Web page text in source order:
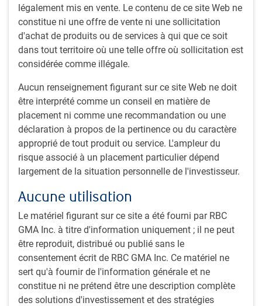
légalement mis en vente. Le contenu de ce site Web ne
constitue ni une offre de vente ni une sollicitation
d'achat de produits ou de services à qui que ce soit
dans tout territoire où une telle offre où sollicitation est
considérée comme illégale.
Aucun renseignement figurant sur ce site Web ne doit
être interprété comme un conseil en matière de
placement ni comme une recommandation ou une
déclaration à propos de la pertinence ou du caractère
approprié de tout produit ou service. L'ampleur du
risque associé à un placement particulier dépend
largement de la situation personnelle de l'investisseur.
Aucune utilisation
Le matériel figurant sur ce site a été fourni par RBC
GMA Inc. à titre d'information uniquement ; il ne peut
être reproduit, distribué ou publié sans le
consentement écrit de RBC GMA Inc. Ce matériel ne
sert qu'à fournir de l'information générale et ne
constitue ni ne prétend être une description complète
des solutions d'investissement et des stratégies
Aperçu de la stratégie
des titres à revenu fixe émis par des gouvernements et
hypothécaires garanties et des obligations étrangères.
Il est également possible d’investir dans des titres ne
faisant pas partie de la référence, comme des
obligations à rendement élevé, des obligations
mondiales et des hypothèques conventionnelles.
Recours à des stratégies à revenu fixe multiples pour
accroître la diversification et produire des rendements
stables.
un an par rapport à la référence.
Gestion active à l’aide de stratégies axées sur les taux
d’intérêt, le crédit et la liquidité.
Dates de création :stratégie des titres canadiens à
revenu fixe à court terme : janvier 1993 ; stratégie des
titres canadiens à revenu fixe de base : juillet 2013 ;
stratégie des titres canadiens à revenu fixe à long terme
: avril 1995